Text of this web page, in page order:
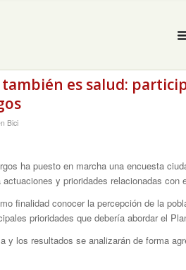
es salud:
Bici
ha puesto en marcha una encuesta
actuaciones y prioridades relacionadas
finalidad conocer la percepción de la
prioridades que debería abordar el
y los resultados se analizarán de forma